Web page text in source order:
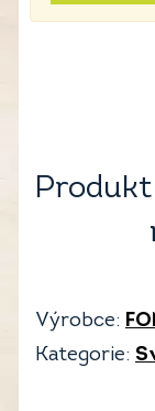
Výrobce:
Kategorie: